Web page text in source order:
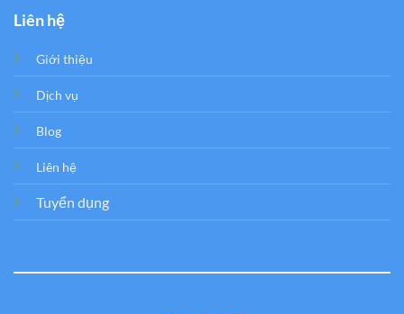
Liên hệ
Giới thiệu
Dịch vụ
Blog
Liên hệ
Tuyển dụng